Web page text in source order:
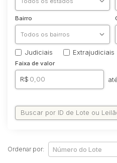
Bairro
Judiciais Extrajudiciais
Faixa de valor
R$ até
Ordenar por: